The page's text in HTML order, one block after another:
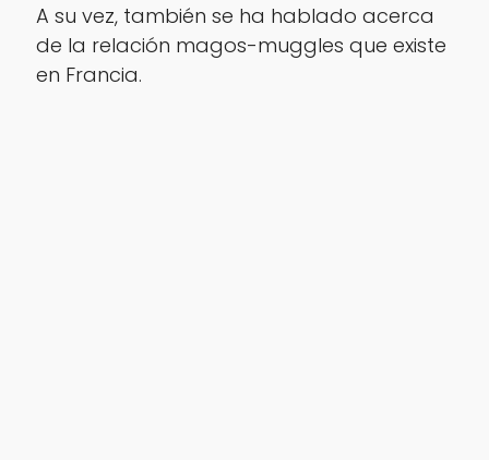
A su vez, también se ha hablado acerca
de la relación magos-muggles que existe
en Francia.